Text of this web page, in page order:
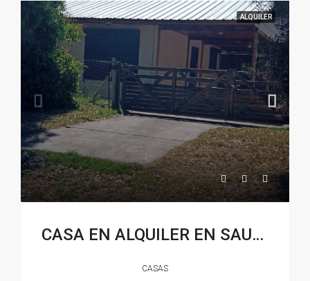
ALQUILER
CASA EN ALQUILER EN SAUCE GRANDE
CASAS